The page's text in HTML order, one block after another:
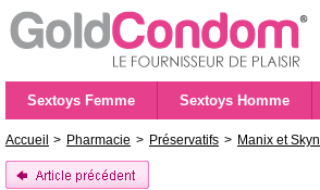
Sextoys Femme Sextoys Homme
Accueil > Pharmacie > Préservatifs > Manix et Skyn